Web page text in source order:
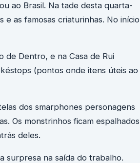
ao Brasil. Na tade desta quarta-
e as famosas criaturinhas. No início
de Dentro, e na Casa de Rui
(pontos onde itens úteis ao
dos smarphones personagens
Os monstrinhos ficam espalhados
deles.
surpresa na saída do trabalho.